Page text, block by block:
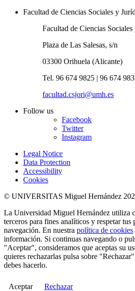
Facultad de Ciencias Sociales y
Facultad de Ciencias
Plaza de Las Salesas, s/n
03300 Orihuela (Alicante)
Tel. 96 674 9825 | 96 674
facultad.csjori@umh.es
Follow us
Facebook
Twitter
Instagram
Legal Notice
Data Protection
Accessibility
Cookies
© UNIVERSITAS Miguel Hernández
La Universidad Miguel Hernández utiliza
terceros para fines analíticos y respetar tus
navegación. En nuestra política de cookies
información. Si continuas navegando o
"Aceptar", consideramos que aceptas su
quieres rechazarlas pulsa sobre
debes hacerlo.
Aceptar Rechazar